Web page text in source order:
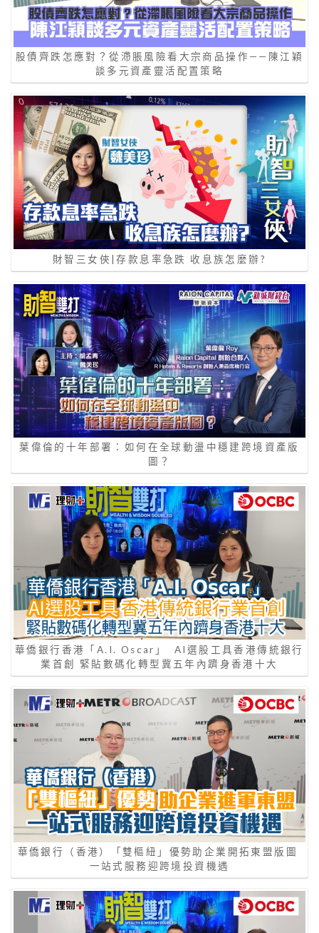
股債齊跌怎應對？從滯脹風險看大宗商品操作——陳江穎
談多元資產靈活配置策略
財智三女俠|存款息率急跌 收息族怎麼辦?
葉偉倫的十年部署：如何在全球動盪中穩建跨境資產版
圖？
華僑銀行香港「A.I. Oscar」 AI選股工具香港傳統銀行
業首創 緊貼數碼化轉型冀五年內躋身香港十大
華僑銀行（香港）「雙樞紐」優勢助企業開拓東盟版圖
一站式服務迎跨境投資機遇